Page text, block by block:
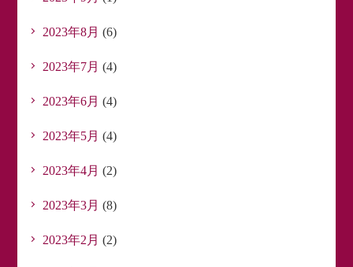
2023年8月 (6)
2023年7月 (4)
2023年6月 (4)
2023年5月 (4)
2023年4月 (2)
2023年3月 (8)
2023年2月 (2)